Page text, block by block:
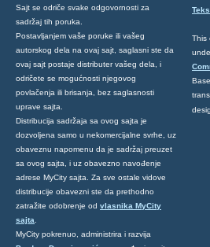
Sajt se odriče svake odgovornosti za
sadržaj tih poruka.
Postavljanjem vaše poruke ili vašeg
autorskog dela na ovaj sajt, saglasni ste da
ovaj sajt postaje distributer vašeg dela, i
odričete se mogućnosti njegovog
povlačenja ili brisanja, bez saglasnosti
uprave sajta.
Distribucija sadržaja sa ovog sajta je
dozvoljena samo u nekomercijalne svrhe, uz
obaveznu napomenu da je sadržaj preuzet
sa ovog sajta, i uz obavezno navođenje
adrese MyCity sajta. Za sve ostale vidove
distribucije obavezni ste da prethodno
zatražite odobrenje od vlasnika MyCity
sajta
MyCity pokrenuo, administrira i razvija
This